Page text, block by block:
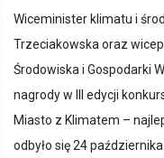
Wiceminister klimatu i
Trzeciakowska oraz
Środowiska i Gospodarki
nagrody w III edycji
Miasto z Klimatem –
odbyło się 24